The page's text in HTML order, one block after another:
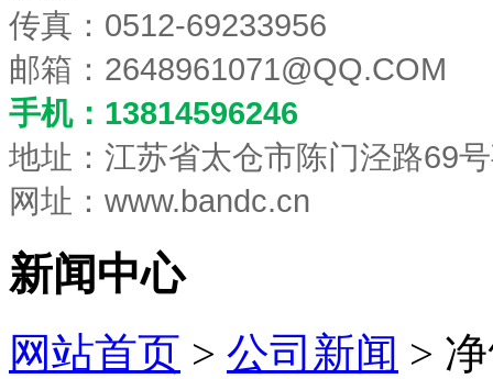
传真：0512-69233956
邮箱： 2648961071@QQ.COM
手机：13814596246
地址：江苏省太仓市陈门泾路69
网址：www.bandc.cn
新闻中心
网站首页 > 公司新闻 >